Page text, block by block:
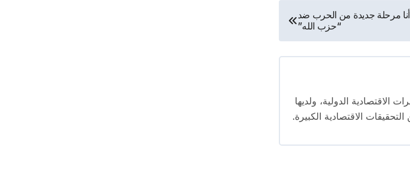
مرحلة جديدة من الحرب ضد
“حزب الله”
من المؤتمرات الاقتصادية الدولية، ولديها
الاقتصادية الكبيرة.